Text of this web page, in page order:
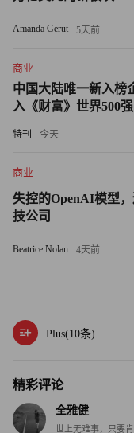
发10%级别震幅，说
权），如果Alphabet
为Alphabet股价提供
辄数千亿美元的市场
也只能托底情绪，无
实际上，决定AI资产
是全市场的加权平均
3.5%-3.75%区间继
短期来看，英伟达与
在承受显著的资金集
等出口映射板块，以
Amanda Gerut 5天前
商业
中国大陆唯一新入榜
入《财富》世界500强
特刊 今天
商业
失控的OpenAI模型
技公司
Beatrice Nolan 4天前
Plus(10条)
精彩评论
全雅健
世上无难事，只要